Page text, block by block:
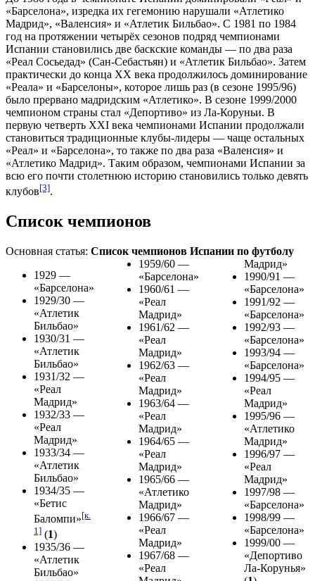
«Барселона», изредка их гегемонию нарушали «Атлетико
Мадрид», «Валенсия» и «Атлетик Бильбао». С 1981 по 1984
год на протяжении четырёх сезонов подряд чемпионами
Испании становились две баскские команды — по два раза
«Реал Сосьедад» (Сан-Себастьян) и «Атлетик Бильбао». Затем
практически до конца XX века продолжилось доминирование
«Реала» и «Барселоны», которое лишь раз (в сезоне 1995/96)
было прервано мадридским «Атлетико». В сезоне 1999/2000
чемпионом страны стал «Депортиво» из Ла-Коруньи. В
первую четверть XXI века чемпионами Испании продолжали
становиться традиционные клубы-лидеры — чаще остальных
«Реал» и «Барселона», то также по два раза «Валенсия» и
«Атлетико Мадрид». Таким образом, чемпионами Испании за
всю его почти столетнюю историю становились только девять
клубов[3].
Список чемпионов
Основная статья: Список чемпионов Испании по футболу
1929 —
«Барселона»
1929/30 —
«Атлетик
Бильбао»
1930/31 —
«Атлетик
Бильбао»
1931/32 —
«Реал
Мадрид»
1932/33 —
«Реал
Мадрид»
1933/34 —
«Атлетик
Бильбао»
1934/35 —
«Бетис
Баломпи»[к.
1] (1)
1935/36 —
«Атлетик
Бильбао»
1959/60 —
«Барселона»
1960/61 —
«Реал
Мадрид»
1961/62 —
«Реал
Мадрид»
1962/63 —
«Реал
Мадрид»
1963/64 —
«Реал
Мадрид»
1964/65 —
«Реал
Мадрид»
1965/66 —
«Атлетико
Мадрид»
1966/67 —
«Реал
Мадрид»
1967/68 —
«Реал
Мадрид»
1990/91 —
«Барселона»
1991/92 —
«Барселона»
1992/93 —
«Барселона»
1993/94 —
«Барселона»
1994/95 —
«Реал
Мадрид»
1995/96 —
«Атлетико
Мадрид»
1996/97 —
«Реал
Мадрид»
1997/98 —
«Барселона»
1998/99 —
«Барселона»
1999/00 —
«Депортиво
Ла-Корунья»